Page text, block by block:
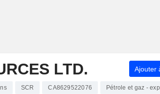
LTD. Ajouter
SCR CA8629522076 Pétrole et gaz -